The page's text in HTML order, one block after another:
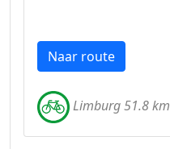
Naar route
Limburg 51.8 km